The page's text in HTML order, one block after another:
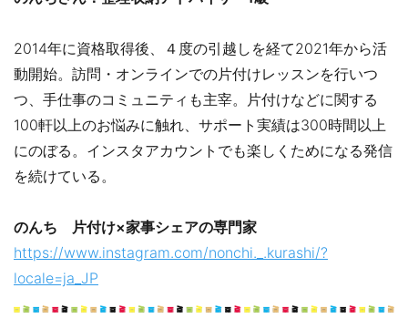
2014年に資格取得後、４度の引越しを経て2021年から活
動開始。訪問・オンラインでの片付けレッスンを行いつ
つ、手仕事のコミュニティも主宰。片付けなどに関する
100軒以上のお悩みに触れ、サポート実績は300時間以上
にのぼる。インスタアカウントでも楽しくためになる発信
を続けている。
のんち 片付け×家事シェアの専門家
https://www.instagram.com/nonchi._.kurashi/?
locale=ja_JP